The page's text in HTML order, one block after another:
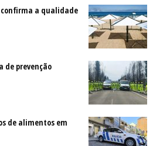
confirma a qualidade
de prevenção
de alimentos em